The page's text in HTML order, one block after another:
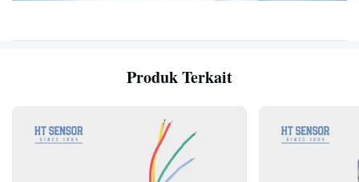
Produk Terkait